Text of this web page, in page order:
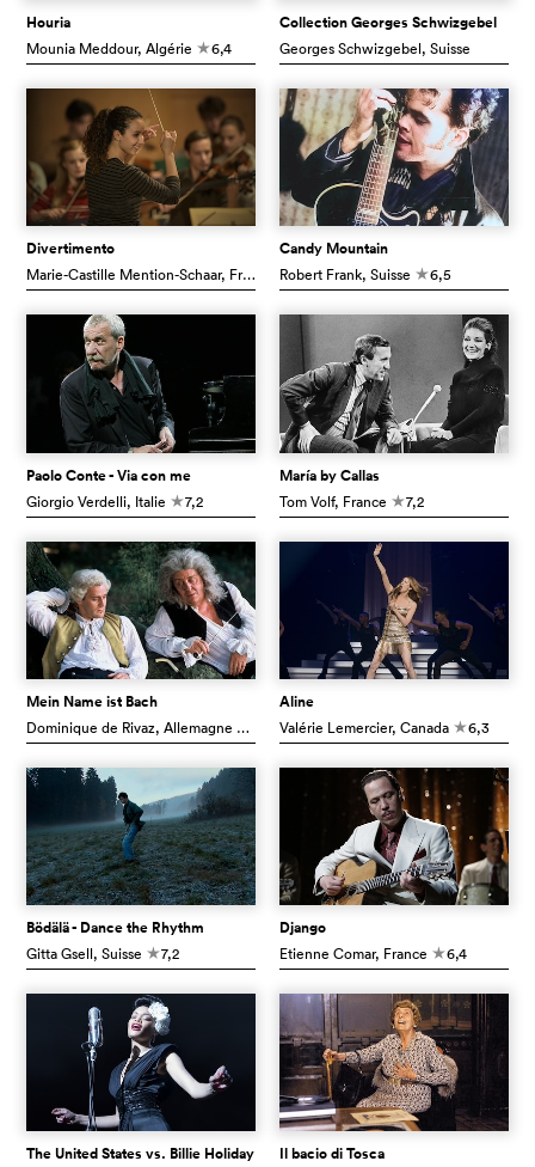
Houria
Mounia Meddour, Algérie c6,4
Collection Georges Schwizgebel
Georges Schwizgebel, Suisse
Divertimento
Marie-Castille Mention-Schaar, France c6,9
Candy Mountain
Robert Frank, Suisse c6,5
Paolo Conte - Via con me
Giorgio Verdelli, Italie c7,2
María by Callas
Tom Volf, France c7,2
Mein Name ist Bach
Dominique de Rivaz, Allemagne
Aline
Valérie Lemercier, Canada c6,3
Bödälä - Dance the Rhythm
Gitta Gsell, Suisse c7,2
Django
Etienne Comar, France c6,4
The United States vs. Billie Holiday Il bacio di Tosca